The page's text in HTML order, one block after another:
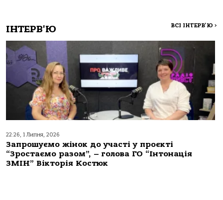
ІНТЕРВ'Ю ВСІ ІНТЕРВ'Ю >
22:26, 1 Липня, 2026
Запрошуємо жінок до участі у проєкті
“Зростаємо разом”, – голова ГО “Інтонація
ЗМІН” Вікторія Костюк